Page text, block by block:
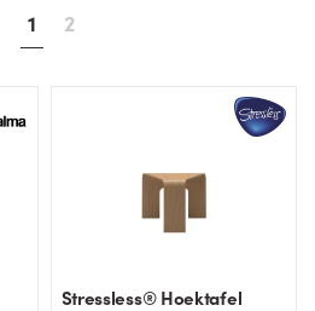
1 2
Stressless® Hoektafel